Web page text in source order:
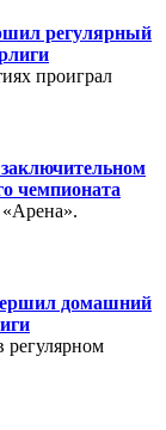
регулярный
проиграл
чемпионата
домашний
регулярном